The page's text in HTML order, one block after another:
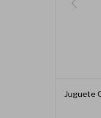
Juguete